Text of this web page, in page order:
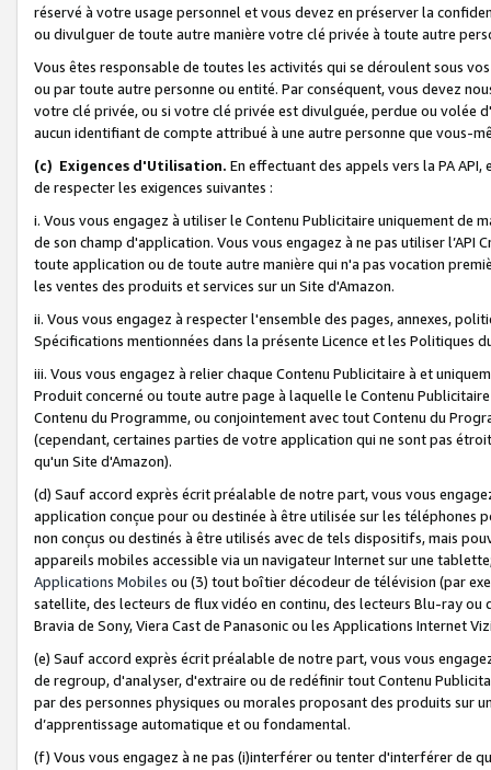
réservé à votre usage personnel et vous devez en préserver la
ou divulguer de toute autre manière votre clé privée à toute autre
Vous êtes responsable de toutes les activités qui se déroulent sous
ou par toute autre personne ou entité. Par conséquent, vous devez
votre clé privée, ou si votre clé privée est divulguée, perdue ou volée
aucun identifiant de compte attribué à une autre personne que vous-
(c) Exigences d'Utilisation. En effectuant des appels vers la PA
de respecter les exigences suivantes :
i. Vous vous engagez à utiliser le Contenu Publicitaire uniquement de
de son champ d'application. Vous vous engagez à ne pas utiliser l’API
toute application ou de toute autre manière qui n'a pas vocation
les ventes des produits et services sur un Site d'Amazon.
ii. Vous vous engagez à respecter l'ensemble des pages, annexes,
Spécifications mentionnées dans la présente Licence et les Politiques
iii. Vous vous engagez à relier chaque Contenu Publicitaire à et
Produit concerné ou toute autre page à laquelle le Contenu
Contenu du Programme, ou conjointement avec tout Contenu du
(cependant, certaines parties de votre application qui ne sont pas
qu'un Site d'Amazon).
(d) Sauf accord exprès écrit préalable de notre part, vous vous
application conçue pour ou destinée à être utilisée sur les téléphones
non conçus ou destinés à être utilisés avec de tels dispositifs, mais
appareils mobiles accessible via un navigateur Internet sur une
Applications Mobiles ou (3) tout boîtier décodeur de télévision (par
satellite, des lecteurs de flux vidéo en continu, des lecteurs Blu-ray
Bravia de Sony, Viera Cast de Panasonic ou les Applications Internet
(e) Sauf accord exprès écrit préalable de notre part, vous vous
de regroup, d'analyser, d'extraire ou de redéfinir tout Contenu
par des personnes physiques ou morales proposant des produits sur
d’apprentissage automatique et ou fondamental.
(f) Vous vous engagez à ne pas (i)interférer ou tenter d'interférer de